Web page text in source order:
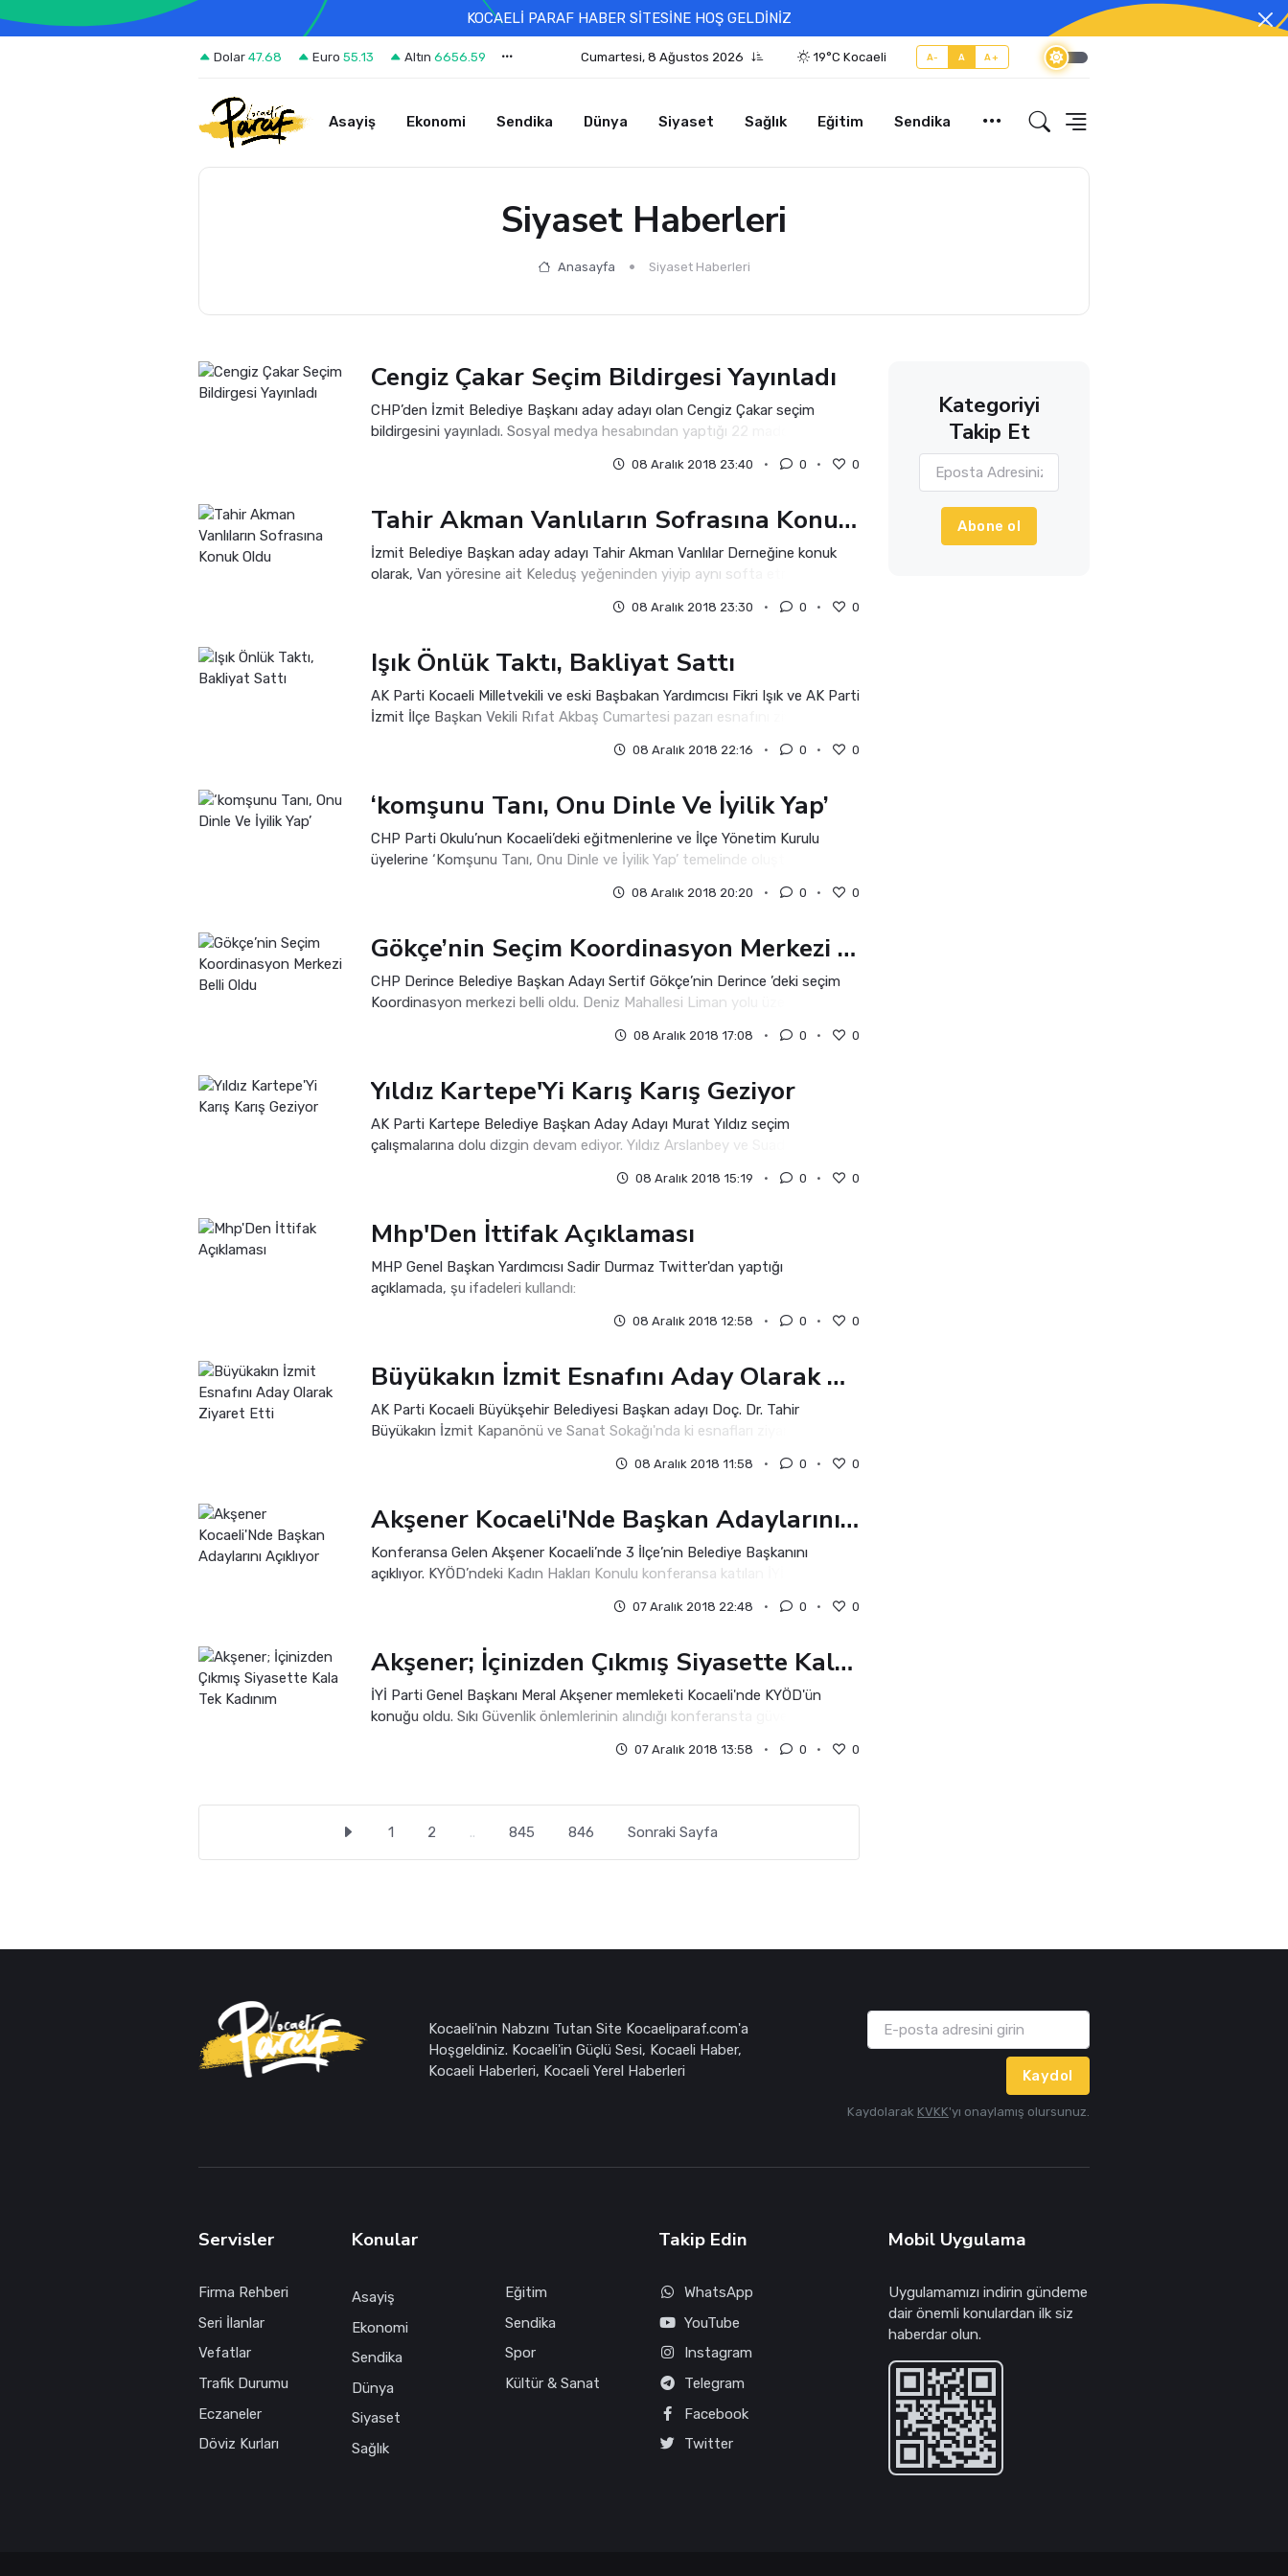
KOCAELİ PARAF HABER SİTESİNE HOŞ GELDİNİZ
Dolar 47.68 Euro 55.13 Altın 6656.59 Cumartesi, 8 Ağustos 2026 19°C Kocaeli A- A A+
Asayiş Ekonomi Sendika Dünya Siyaset Sağlık Eğitim Sendika
Siyaset Haberleri
Anasayfa Siyaset Haberleri
Cengiz Çakar Seçim Bildirgesi Yayınladı
CHP’den İzmit Belediye Başkanı aday adayı olan Cengiz Çakar seçim
bildirgesini yayınladı. Sosyal medya hesabından yaptığı 22 maddelik
08 Aralık 2018 23:40 0 0
Tahir Akman Vanlıların Sofrasına Konuk Oldu
İzmit Belediye Başkan aday adayı Tahir Akman Vanlılar Derneğine konuk
olarak, Van yöresine ait Keleduş yeğeninden yiyip aynı softa etrafında bir
08 Aralık 2018 23:30 0 0
Işık Önlük Taktı, Bakliyat Sattı
AK Parti Kocaeli Milletvekili ve eski Başbakan Yardımcısı Fikri Işık ve AK Parti
İzmit İlçe Başkan Vekili Rıfat Akbaş Cumartesi pazarı esnafını ziyaret etti.
08 Aralık 2018 22:16 0 0
‘komşunu Tanı, Onu Dinle Ve İyilik Yap’
CHP Parti Okulu’nun Kocaeli’deki eğitmenlerine ve İlçe Yönetim Kurulu
üyelerine ‘Komşunu Tanı, Onu Dinle ve İyilik Yap’ temelinde oluşturulan yeni
08 Aralık 2018 20:20 0 0
Gökçe’nin Seçim Koordinasyon Merkezi Belli Oldu
CHP Derince Belediye Başkan Adayı Sertif Gökçe’nin Derince ’deki seçim
Koordinasyon merkezi belli oldu. Deniz Mahallesi Liman yolu üzerinde 3
08 Aralık 2018 17:08 0 0
Yıldız Kartepe'Yi Karış Karış Geziyor
AK Parti Kartepe Belediye Başkan Aday Adayı Murat Yıldız seçim
çalışmalarına dolu dizgin devam ediyor. Yıldız Arslanbey ve Suadiye
08 Aralık 2018 15:19 0 0
Mhp'Den İttifak Açıklaması
MHP Genel Başkan Yardımcısı Sadir Durmaz Twitter'dan yaptığı
açıklamada, şu ifadeleri kullandı:
08 Aralık 2018 12:58 0 0
Büyükakın İzmit Esnafını Aday Olarak Ziyaret Etti
AK Parti Kocaeli Büyükşehir Belediyesi Başkan adayı Doç. Dr. Tahir
Büyükakın İzmit Kapanönü ve Sanat Sokağı'nda ki esnafları ziyaret ederek
08 Aralık 2018 11:58 0 0
Akşener Kocaeli'Nde Başkan Adaylarını Açıklıyor
Konferansa Gelen Akşener Kocaeli’nde 3 İlçe’nin Belediye Başkanını
açıklıyor. KYÖD’ndeki Kadın Hakları Konulu konferansa katılan İYİ Parti Genel
07 Aralık 2018 22:48 0 0
Akşener; İçinizden Çıkmış Siyasette Kala Tek Kadınım
İYİ Parti Genel Başkanı Meral Akşener memleketi Kocaeli'nde KYÖD'ün
konuğu oldu. Sıkı Güvenlik önlemlerinin alındığı konferansta güvenlik
07 Aralık 2018 13:58 0 0
1 2 .. 845 846 Sonraki Sayfa
Kategoriyi
Takip Et
Abone ol
Kocaeli'nin Nabzını Tutan Site Kocaeliparaf.com'a
Hoşgeldiniz. Kocaeli'in Güçlü Sesi, Kocaeli Haber,
Kocaeli Haberleri, Kocaeli Yerel Haberleri
Kaydol
Kaydolarak KVKK'yı onaylamış olursunuz.
Servisler
Firma Rehberi
Seri İlanlar
Vefatlar
Trafik Durumu
Eczaneler
Döviz Kurları
Konular
Asayiş
Ekonomi
Sendika
Dünya
Siyaset
Sağlık
Eğitim
Sendika
Spor
Kültür & Sanat
Takip Edin
WhatsApp
YouTube
Instagram
Telegram
Facebook
Twitter
Mobil Uygulama
Uygulamamızı indirin gündeme
dair önemli konulardan ilk siz
haberdar olun.